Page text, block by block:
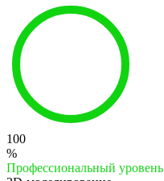
100
%
Профессиональный уровень